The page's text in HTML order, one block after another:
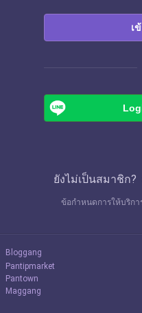
เ
ยังไม่เป็นสมาชิก?
ข้อกำหนดการให้บริกา
Bloggang
Pantipmarket
Pantown
Maggang